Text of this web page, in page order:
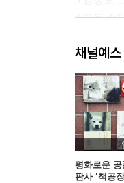
4 모든 존
인간의 죄,
1. 거대한
2 생명의
3 인간의
4 대량학
판결
채널예
평화로운
판사 ‘책공